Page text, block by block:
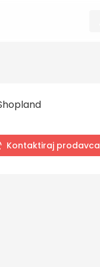
Kontaktiraj prodavca